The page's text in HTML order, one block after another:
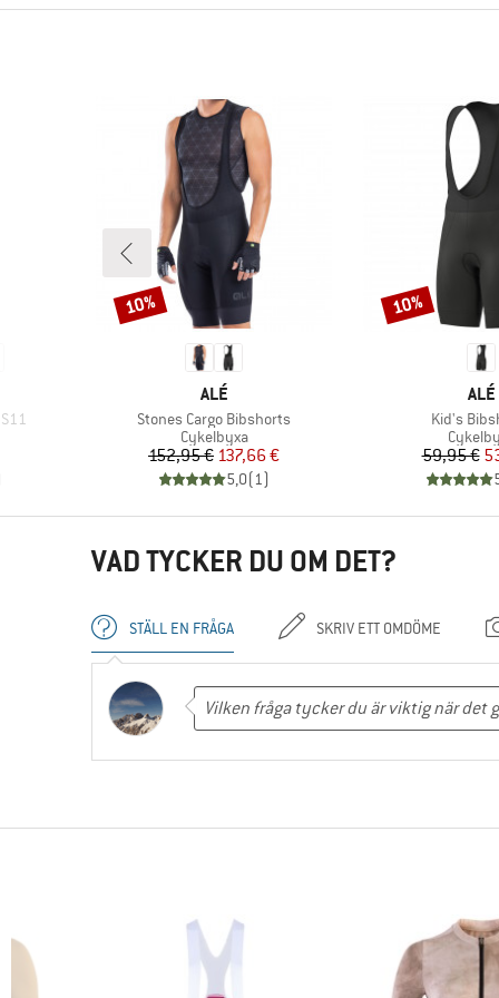
VARUMÄRKE
ALÉ
Produkter
Stones Cargo Bibshorts
Produktgrupp
Cykelbyxa
Pris
152,95 €Reducerat pris
137,66 €
5,0(1)
Rabatt
10%
ALÉ
Produkter
Kid's
59,95 €
Rabatt
10%
VAD TYCKER DU OM DET?
STÄLL EN FRÅGA SKRIV ETT OMDÖME